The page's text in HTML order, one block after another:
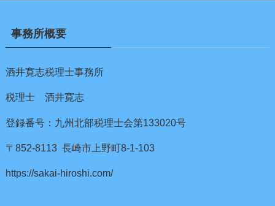
事務所概要
酒井寛志税理士事務所
税理士 酒井寛志
登録番号：九州北部税理士会第133020号
〒852-8113 長崎市上野町8-1-103
https://sakai-hiroshi.com/